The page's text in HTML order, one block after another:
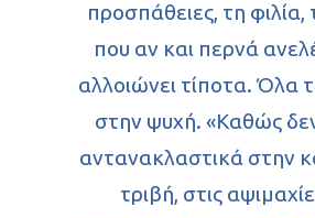
προσπάθειες, τη φιλία,
που αν και περνά
αλλοιώνει τίποτα. Όλα
στην ψυχή. «Καθώς
αντανακλαστικά στην
τριβή, στις